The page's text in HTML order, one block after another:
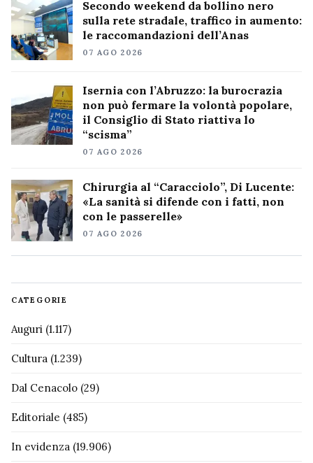
Secondo weekend da bollino nero
sulla rete stradale, traffico in aumento:
le raccomandazioni dell’Anas
07 AGO 2026
Isernia con l’Abruzzo: la burocrazia
non può fermare la volontà popolare,
il Consiglio di Stato riattiva lo
“scisma”
07 AGO 2026
Chirurgia al “Caracciolo”, Di Lucente:
«La sanità si difende con i fatti, non
con le passerelle»
07 AGO 2026
CATEGORIE
Auguri (1.117)
Cultura (1.239)
Dal Cenacolo (29)
Editoriale (485)
In evidenza (19.906)